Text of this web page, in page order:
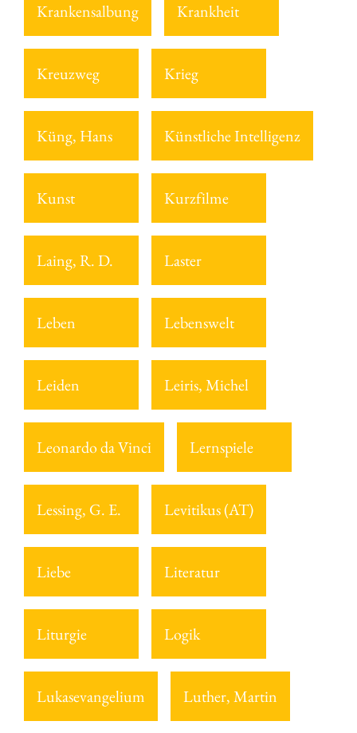
Krankensalbung Krankheit
Kreuzweg Krieg
Küng, Hans Künstliche Intelligenz
Kunst Kurzfilme
Laing, R. D. Laster
Leben Lebenswelt
Leiden Leiris, Michel
Leonardo da Vinci Lernspiele
Lessing, G. E. Levitikus (AT)
Liebe Literatur
Liturgie Logik
Lukasevangelium Luther, Martin